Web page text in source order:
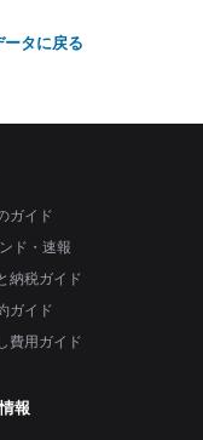
タに戻る
ガイド
ド・速報
納税ガイド
ガイド
費用ガイド
報